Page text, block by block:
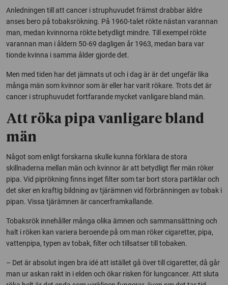
Anledningen till att cancer i struphuvudet främst drabbar äldre
anses bero på tobaksrökning. På 1960-talet rökte nästan varannan
man, medan kvinnorna rökte betydligt mindre. Till exempel rökte
varannan man i åldern 50-69 dagligen år 1963, medan bara var
tionde kvinna i samma ålder gjorde det.
Men med tiden har det jämnats ut och i dag är är det ungefär lika
många män som kvinnor som är eller har varit rökare. Trots det är
cancer i struphuvudet fortfarande mycket vanligare bland män.
Att röka pipa vanligare bland
män
Något som enligt forskarna skulle kunna förklara de stora
skillnaderna mellan män och kvinnor är att betydligt fler män röker
pipa. Vid piprökning finns inget filter som tar bort stora partiklar och
det sker en kraftig bildning av tjärämnen vid förbränningen av tobak i
pipan. Vissa tjärämnen är cancerframkallande.
Tobaksrök innehåller många olika ämnen och sammansättning och
halt i röken kan variera beroende på om man röker cigaretter, pipa,
vattenpipa, typen av tobak, filter och tillsatser till tobaken.
– Det är absolut ingen bra idé att istället gå över till cigaretter, då går
man ur askan rakt in i elden och ökar risken för lungcancer. Att sluta